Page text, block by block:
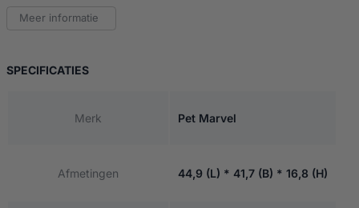
Meer informatie
SPECIFICATIESVAN PET MARVEL C1 OPSTAPKRUK
Merk Pet Marvel
Afmetingen 44,9 (L) * 41,7 (B) * 16,8 (H)